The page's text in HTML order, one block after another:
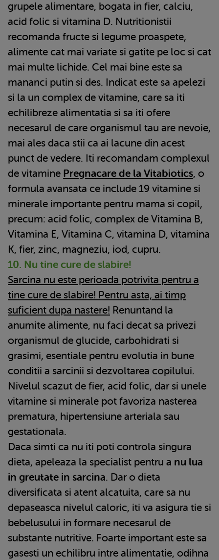
grupele alimentare, bogata in fier, calciu,
acid folic si vitamina D. Nutritionistii
recomanda fructe si legume proaspete,
alimente cat mai variate si gatite pe loc si cat
mai multe lichide. Cel mai bine este sa
mananci putin si des. Indicat este sa apelezi
si la un complex de vitamine, care sa iti
echilibreze alimentatia si sa iti ofere
necesarul de care organismul tau are nevoie,
mai ales daca stii ca ai lacune din acest
punct de vedere. Iti recomandam complexul
de vitamine Pregnacare de la Vitabiotics, o
formula avansata ce include 19 vitamine si
minerale importante pentru mama si copil,
precum: acid folic, complex de Vitamina B,
Vitamina E, Vitamina C, vitamina D, vitamina
K, fier, zinc, magneziu, iod, cupru.
10. Nu tine cure de slabire!
Sarcina nu este perioada potrivita pentru a
tine cure de slabire! Pentru asta, ai timp
suficient dupa nastere! Renuntand la
anumite alimente, nu faci decat sa privezi
organismul de glucide, carbohidrati si
grasimi, esentiale pentru evolutia in bune
conditii a sarcinii si dezvoltarea copilului.
Nivelul scazut de fier, acid folic, dar si unele
vitamine si minerale pot favoriza nasterea
prematura, hipertensiune arteriala sau
gestationala.
Daca simti ca nu iti poti controla singura
dieta, apeleaza la specialist pentru a nu lua
in greutate in sarcina. Dar o dieta
diversificata si atent alcatuita, care sa nu
depaseasca nivelul caloric, iti va asigura tie si
bebelusului in formare necesarul de
substante nutritive. Foarte important este sa
gasesti un echilibru intre alimentatie, odihna